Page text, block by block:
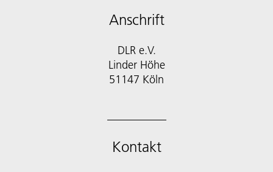
Anschrift
DLR e.V.
Linder Höhe
51147 Köln
Kontakt